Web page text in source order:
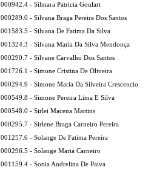
000942.4 - Silmara Patricia Goulart
000289.0 - Silvana Braga Pereira Dos Santos
001583.5 - Silvana De Fatima Da Silva
001324.3 - Silvana Maria Da Silva Mendonça
000290.7 - Silvane Carvalho Dos Santos
001726.1 - Simone Cristina De Oliveira
000294.9 - Simone Maria Da Silveira Crescencio
000549.8 - Simone Pereira Lima E Silva
000548.0 - Sirlei Macena Martins
000295.7 - Sirlene Braga Carneiro Pereira
001257.6 - Solange De Fatima Pereira
000296.5 - Solange Maria Carneiro
001159.4 - Sonia Andrelina De Paiva